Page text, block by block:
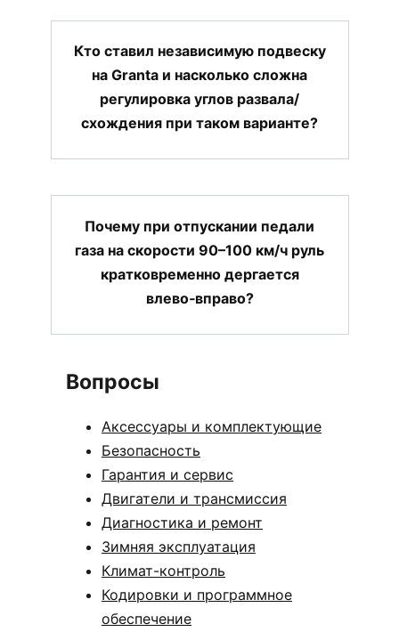
Кто ставил независимую подвеску
на Granta и насколько сложна
регулировка углов развала/
схождения при таком варианте?
Почему при отпускании педали
газа на скорости 90–100 км/ч руль
кратковременно дергается
влево‑вправо?
Вопросы
Аксессуары и комплектующие
Безопасность
Гарантия и сервис
Двигатели и трансмиссия
Диагностика и ремонт
Зимняя эксплуатация
Климат-контроль
Кодировки и программное
обеспечение